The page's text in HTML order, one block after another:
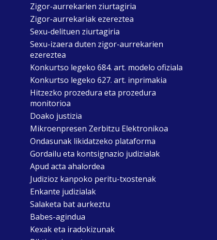
Zigor-aurrekarien ziurtagiria
Zigor-aurrekariak ezereztea
Sexu-delituen ziurtagiria
Sexu-izaera duten zigor-aurrekarien
ezereztea
Konkurtso legeko 684. art. modelo ofiziala
Konkurtso legeko 627. art. inprimakia
Hitzezko prozedura eta prozedura
monitorioa
Doako justizia
Mikroenpresen Zerbitzu Elektronikoa
Ondasunak likidatzeko plataforma
Gordailu eta kontsignazio judizialak
Apud acta ahalordea
Judizioz kanpoko peritu-txostenak
Enkante judizialak
Salaketa bat aurkeztu
Babes-agindua
Kexak eta iradokizunak